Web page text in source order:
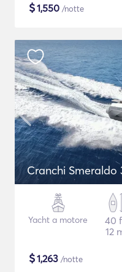
$1,550 /notte
Cranchi Smeraldo
Yacht a motore
40
12
$1,263 /notte